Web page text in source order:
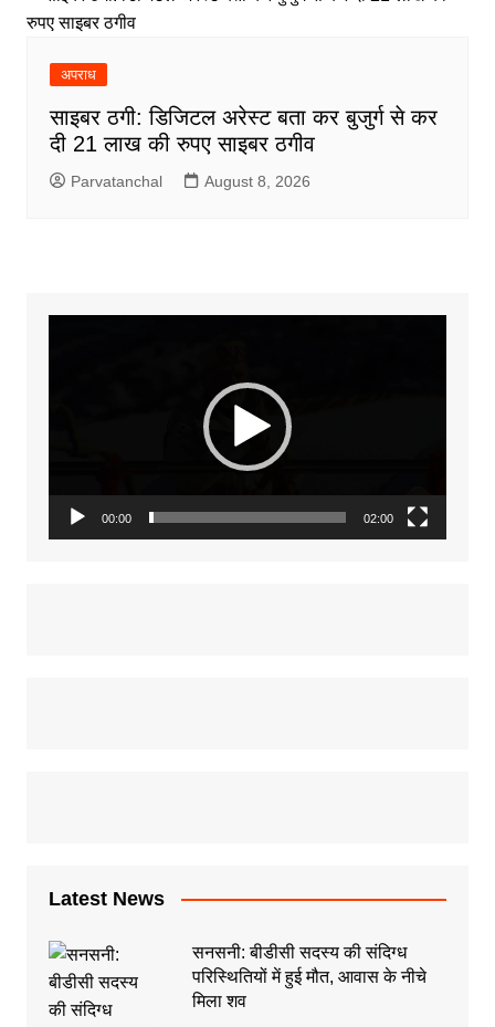
अपराध
साइबर ठगी: डिजिटल अरेस्ट बता कर बुजुर्ग से कर
दी 21 लाख की रुपए साइबर ठगीव
Parvatanchal August 8, 2026
00:00 02:00
Latest News
सनसनी: बीडीसी सदस्य की संदिग्ध
परिस्थितियों में हुई मौत, आवास के नीचे
मिला शव